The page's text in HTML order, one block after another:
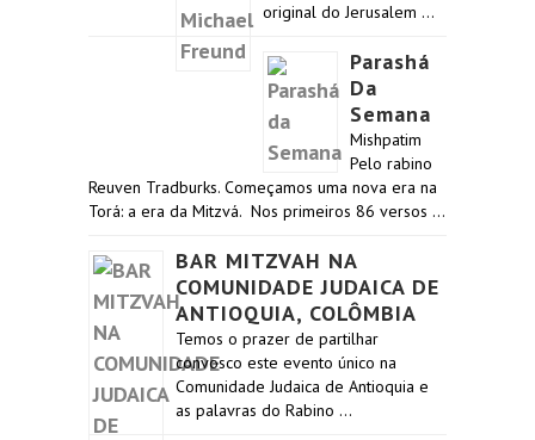
original do Jerusalem …
Parashá
Da
Semana
Mishpatim
Pelo rabino
Reuven Tradburks. Começamos uma nova era na
Torá: a era da Mitzvá. Nos primeiros 86 versos …
BAR MITZVAH NA
COMUNIDADE JUDAICA DE
ANTIOQUIA, COLÔMBIA
Temos o prazer de partilhar
convosco este evento único na
Comunidade Judaica de Antioquia e
as palavras do Rabino …